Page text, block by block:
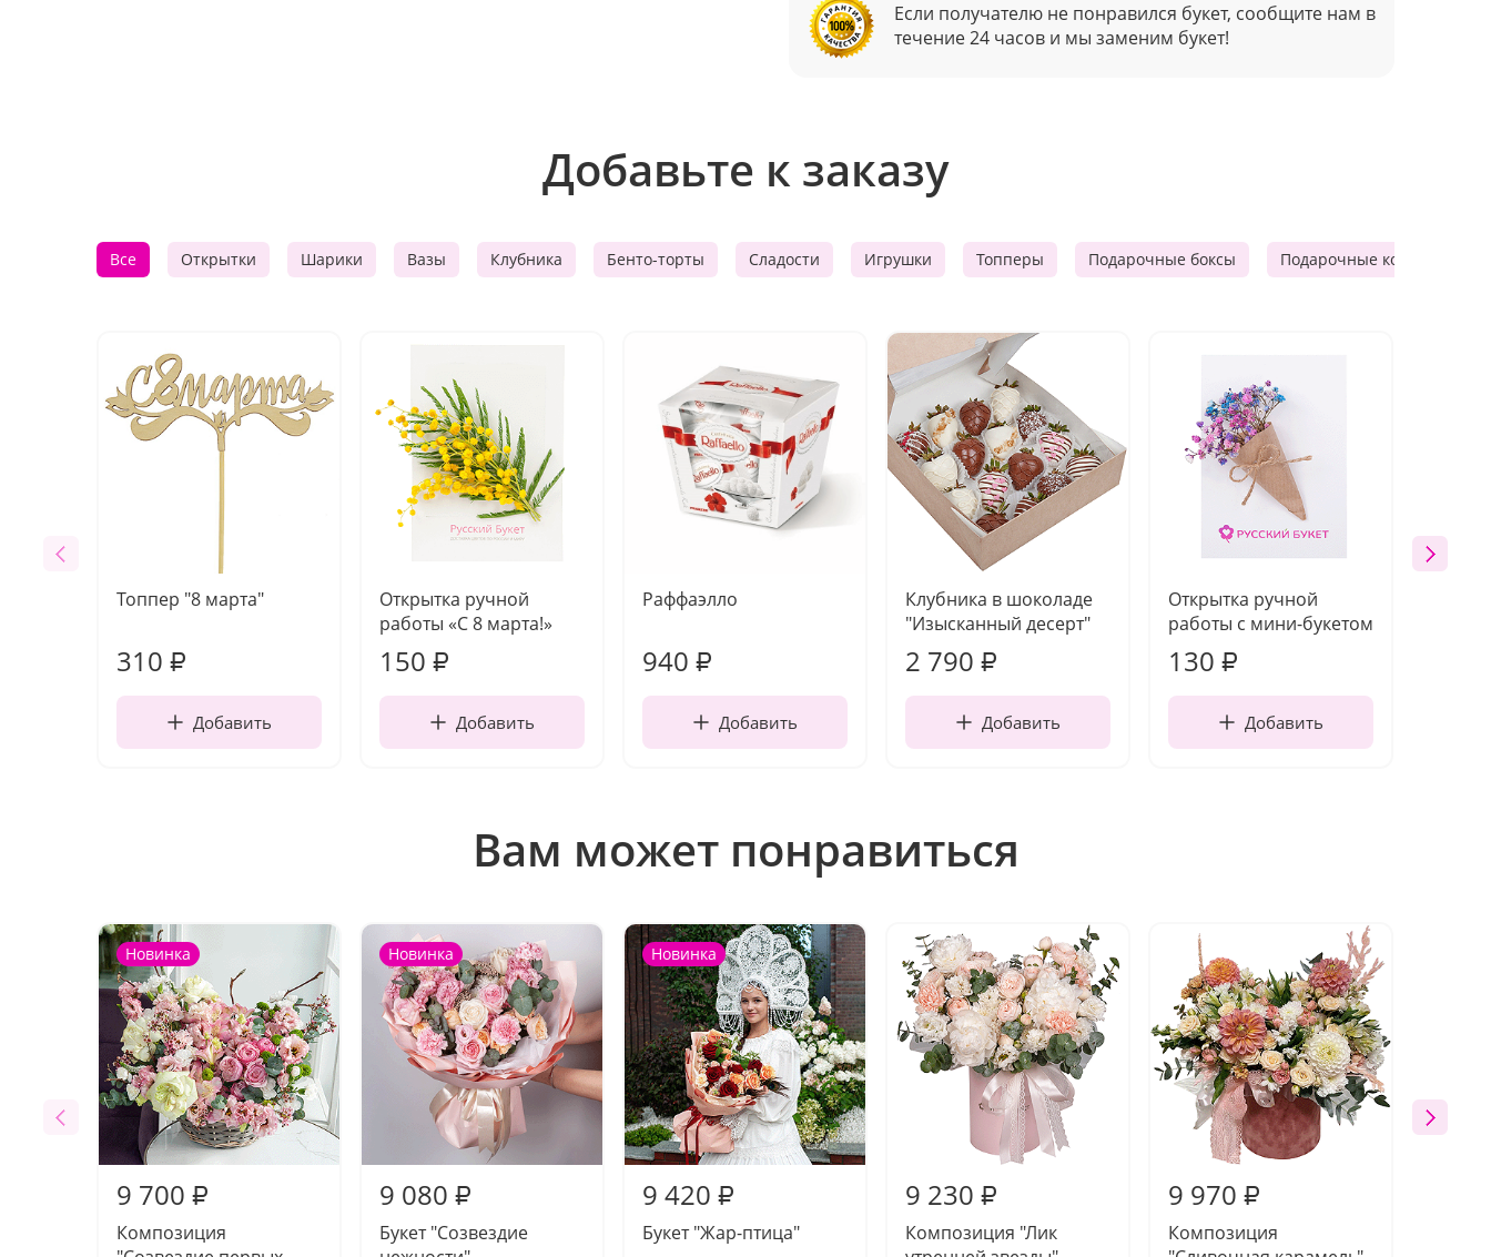
Если получателю не понравился букет, сообщите нам в
течение 24 часов и мы заменим букет!
Добавьте к заказу
Все Открытки Шарики Вазы Клубника Бенто-торты Сладости Игрушки Топперы Подарочные боксы Подарочные корзины
Топпер "8 марта"
310 ₽
Добавить
Открытка ручной
работы «С 8 марта!»
150 ₽
Добавить
Раффаэлло
940 ₽
Добавить
Клубника в шоколаде
"Изысканный десерт"
2 790 ₽
Добавить
Открытка ручной
работы с мини-букетом
130 ₽
Добавить
Вам может понравиться
Новинка
9 700 ₽
Композиция
Новинка
9 080 ₽
Букет "Созвездие
Новинка
9 420 ₽
Букет "Жар-птица"
9 230 ₽
Композиция "Лик
9 970 ₽
Композиция